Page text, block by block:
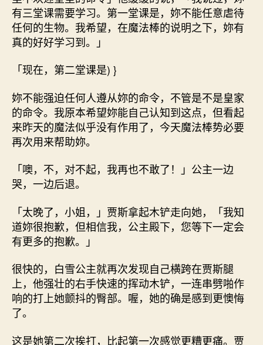
有三堂课需要学习。第一堂课是，妳不能任意虐待
任何的生物。我希望，在魔法棒的说明之下，妳有
真的好好学习到。」
「现在，第二堂课是) }
妳不能强迫任何人遵从妳的命令，不管是不是皇家
的命令。我原本希望妳能自己认知到这点，但看起
来昨天的魔法似乎没有作用了，今天魔法棒势必要
再次用来帮助妳。
「噢，不，对不起，我再也不敢了！」公主一边
哭，一边后退。
「太晚了，小姐，」贾斯拿起木铲走向她，「我知
道妳很抱歉，但相信我，公主殿下，您等下一定会
有更多的抱歉。」
很快的，白雪公主就再次发现自己横跨在贾斯腿
上，他强壮的右手快速的挥动木铲，一连串劈啪作
响的打上她颤抖的臀部。喔，她的确是感到更懊悔
了。
这是她第二次挨打，比起第一次感觉更糟更痛。贾